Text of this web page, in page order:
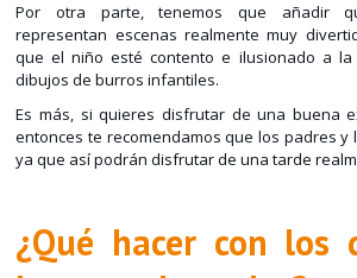
Por otra parte, tenemos que añadir
representan escenas realmente muy
que el niño esté contento e ilusionado a
dibujos de burros infantiles.
Es más, si quieres disfrutar de una buena
entonces te recomendamos que los padres y
ya que así podrán disfrutar de una tarde
¿Qué hacer con los